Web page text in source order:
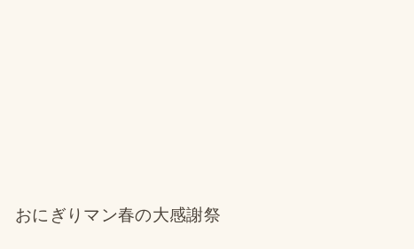
おにぎりマン春の大感謝祭